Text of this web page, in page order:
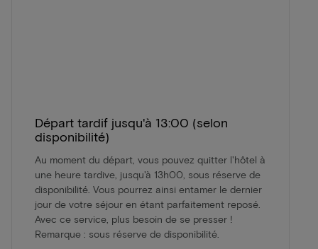
Départ tardif jusqu'à 13:00 (selon
disponibilité)
Au moment du départ, vous pouvez quitter l'hôtel à
une heure tardive, jusqu'à 13h00, sous réserve de
disponibilité. Vous pourrez ainsi entamer le dernier
jour de votre séjour en étant parfaitement reposé.
Avec ce service, plus besoin de se presser !
Remarque : sous réserve de disponibilité.